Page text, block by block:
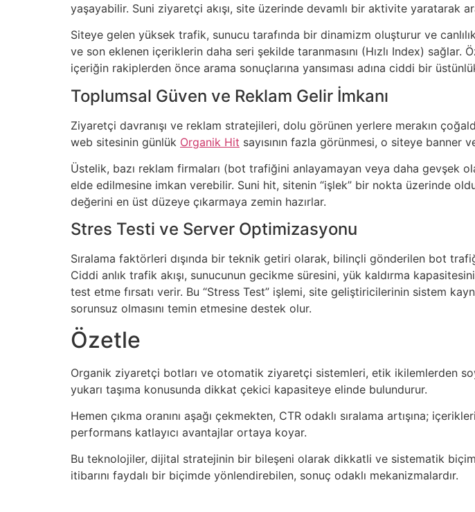
yaşayabilir. Suni ziyaretçi akışı, site üzerinde devamlı bir aktivite yaratarak
Siteye gelen yüksek trafik, sunucu tarafında bir dinamizm oluşturur ve
ve son eklenen içeriklerin daha seri şekilde taranmasını (Hızlı Index)
içeriğin rakiplerden önce arama sonuçlarına yansıması adına ciddi bir
Toplumsal Güven ve Reklam Gelir İmkanı
Ziyaretçi davranışı ve reklam stratejileri, dolu görünen yerlere merakın
web sitesinin günlük Organik Hit sayısının fazla görünmesi, o siteye
Üstelik, bazı reklam firmaları (bot trafiğini anlayamayan veya daha gevşek
elde edilmesine imkan verebilir. Suni hit, sitenin “işlek” bir nokta üzerinde
değerini en üst düzeye çıkarmaya zemin hazırlar.
Stres Testi ve Server Optimizasyonu
Sıralama faktörleri dışında bir teknik getiri olarak, bilinçli gönderilen bot
Ciddi anlık trafik akışı, sunucunun gecikme süresini, yük kaldırma
test etme fırsatı verir. Bu “Stress Test” işlemi, site geliştiricilerinin sistem
sorunsuz olmasını temin etmesine destek olur.
Özetle
Organik ziyaretçi botları ve otomatik ziyaretçi sistemleri, etik ikilemlerden
yukarı taşıma konusunda dikkat çekici kapasiteye elinde bulundurur.
Hemen çıkma oranını aşağı çekmekten, CTR odaklı sıralama artışına;
performans katlayıcı avantajlar ortaya koyar.
Bu teknolojiler, dijital stratejinin bir bileşeni olarak dikkatli ve sistematik
itibarını faydalı bir biçimde yönlendirebilen, sonuç odaklı mekanizmalardır.